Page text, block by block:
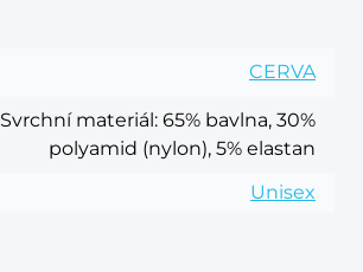
CERVA
Svrchní materiál: 65% bavlna, 30%
polyamid (nylon), 5% elastan
Unisex